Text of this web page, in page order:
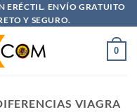
ERÉCTIL. ENVÍO GRATUITO
Y SEGURO.
0
VIAGRA